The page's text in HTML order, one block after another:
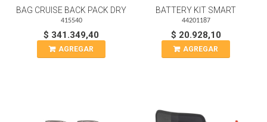
BAG CRUISE BACK PACK DRY
415540
$ 341.349,40
AGREGAR
BATTERY KIT SMART
44201187
$ 20.928,10
AGREGAR